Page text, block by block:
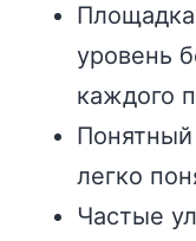
уровень
каждого
легко
Частые